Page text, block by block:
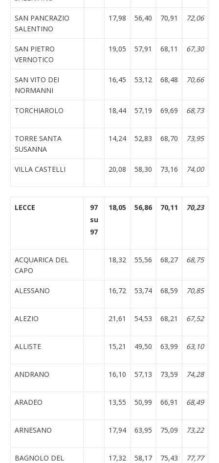
SAN PANCRAZIO
SALENTINO
17,98 56,40 70,91 72,06
SAN PIETRO
VERNOTICO
19,05 57,91 68,11 67,30
SAN VITO DEI
NORMANNI
16,45 53,12 68,48 70,66
TORCHIAROLO 18,44 57,19 69,69 68,73
TORRE SANTA
SUSANNA
14,24 52,83 68,70 73,95
VILLA CASTELLI 20,08 58,30 73,16 74,00
LECCE
97
su
97
18,05 56,86 70,11 70,23
ACQUARICA DEL
CAPO
18,32 55,56 68,27 68,75
ALESSANO 16,72 53,74 68,59 70,85
ALEZIO 21,61 54,53 68,21 67,52
ALLISTE 15,21 49,50 63,99 63,10
ANDRANO 16,10 57,13 73,59 74,28
ARADEO 13,55 50,99 66,91 68,49
ARNESANO 17,94 63,95 75,09 73,22
BAGNOLO DEL
17,32 58,17 75,43 77,77